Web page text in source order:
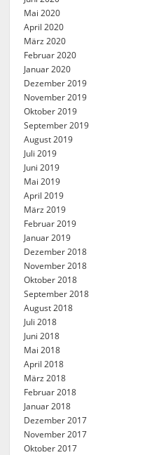
Mai 2020
April 2020
März 2020
Februar 2020
Januar 2020
Dezember 2019
November 2019
Oktober 2019
September 2019
August 2019
Juli 2019
Juni 2019
Mai 2019
April 2019
März 2019
Februar 2019
Januar 2019
Dezember 2018
November 2018
Oktober 2018
September 2018
August 2018
Juli 2018
Juni 2018
Mai 2018
April 2018
März 2018
Februar 2018
Januar 2018
Dezember 2017
November 2017
Oktober 2017